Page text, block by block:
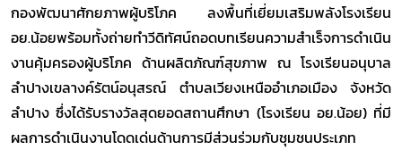
กองพัฒนาศักยภาพผู้บริโภค ลงพื้นที่เยี่ยมเสริมพลังโรงเรียน
อย.น้อยพร้อมทั้งถ่ายทำวีดิทัศน์ถอดบทเรียนความสำเร็จการดำเนิน
งานคุ้มครองผู้บริโภค ด้านผลิตภัณฑ์สุขภาพ ณ โรงเรียนอนุบาล
ลำปางเขลางค์รัตน์อนุสรณ์ ตำบลเวียงเหนืออำเภอเมือง จังหวัด
ลำปาง ซึ่งได้รับรางวัลสุดยอดสถานศึกษา (โรงเรียน อย.น้อย) ที่มี
ผลการดำเนินงานโดดเด่นด้านการมีส่วนร่วมกับชุมชนประเภท